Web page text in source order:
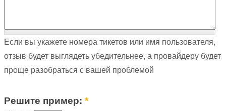
Если вы укажете номера тикетов или имя пользователя,
отзыв будет выглядеть убедительнее, а провайдеру будет
проще разобраться с вашей проблемой
Решите пример:*